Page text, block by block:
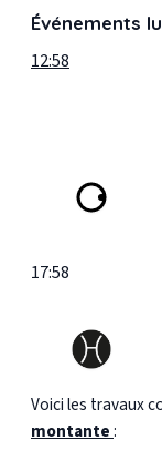
Événements
12:58
17:58
Voici les travaux
montante: